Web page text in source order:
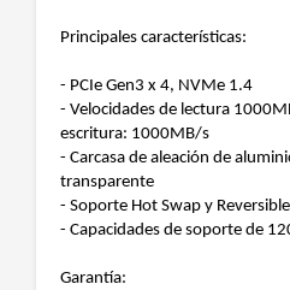
Principales características:
- PCIe Gen3 x 4, NVMe 1.4
- Velocidades de lectura
escritura: 1000MB/s
- Carcasa de aleación de
transparente
- Soporte Hot Swap y
- Capacidades de soporte de
Garantía: